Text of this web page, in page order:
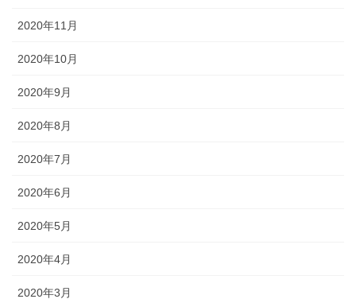
2020年11月
2020年10月
2020年9月
2020年8月
2020年7月
2020年6月
2020年5月
2020年4月
2020年3月